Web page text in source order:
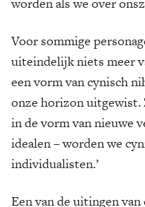
Voor sommige
uiteindelijk niets meer
een vorm van cynisch
onze horizon uitgewist.
in de vorm van nieuwe
idealen – worden we
individualisten.’
Een van de uitingen